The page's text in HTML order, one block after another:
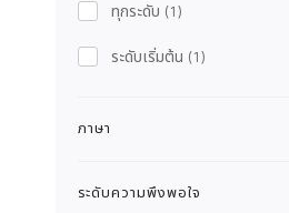
ทุกระดับ (1)
ระดับเริ่มต้น (1)
ภาษา
ระดับความพึงพอใจ